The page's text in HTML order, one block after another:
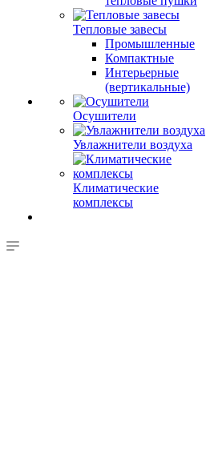
Тепловые завесы
Промышленные
Компактные
Интерьерные
(вертикальные)
Осушители
Увлажнители воздуха
Климатические
комплексы